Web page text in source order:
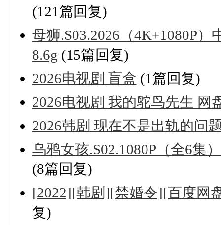
(121篇回复)
母狮.S03.2026（4K+1080P）
8.6g (15篇回复)
2026电视剧 盲盒 (1篇回复)
2026电视剧 我的鸵鸟先生 网
2026韩剧 现在不是出轨的问
乌鸦女孩.S02.1080P（全6集
(8篇回复)
[2022][韩剧][禁婚令][百度网
复)